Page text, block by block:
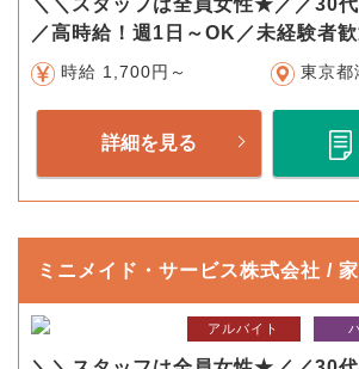
＼＼スタッフは全員女性★／／30
／高時給！週1日～OK／未経験者
時給 1,700円～ 東京都
詳細を見る
ミニメイド・サービス株式会社 /
アルバイト